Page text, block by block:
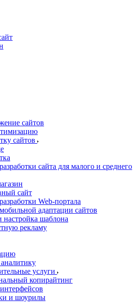
сайтов
сайтов
сайта для малого и среднего
сайт
Web-портала
адаптации сайтов
настройка шаблона
рекламу
услуги
копирайтинг
и шоурилы